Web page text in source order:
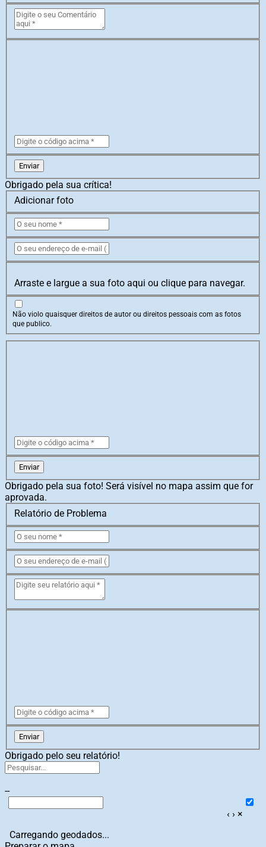
Enviar
Obrigado pela sua crítica!
Adicionar foto
Arraste e largue a sua foto aqui ou clique para navegar.
Não violo quaisquer direitos de autor ou direitos pessoais com as fotos
que publico.
Enviar
Obrigado pela sua foto! Será visível no mapa assim que for
aprovada.
Relatório de Problema
Enviar
Obrigado pelo seu relatório!
--
‹ › ×
Carregando geodados...